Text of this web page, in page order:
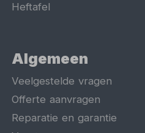
Heftafel
Algemeen
Veelgestelde vragen
Offerte aanvragen
Reparatie en garantie